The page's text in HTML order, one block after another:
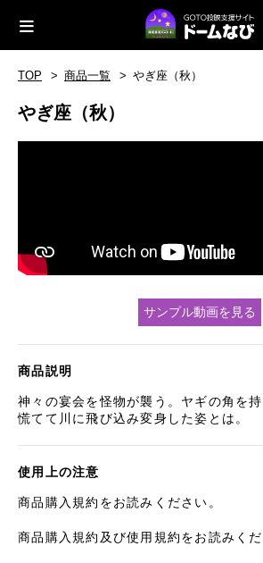
TOP 商品一覧 やぎ座（秋）
やぎ座（秋）
サンプル動画を見る
商品説明
神々の宴会を怪物が襲う。ヤギの角を持
慌てて川に飛び込み変身した姿とは。
使用上の注意
商品購入規約をお読みください。
商品購入規約及び使用規約をお読みくだ